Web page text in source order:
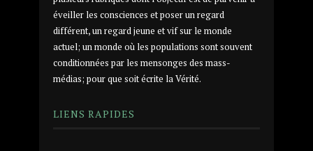
éveiller les consciences et poser un regard
différent, un regard jeune et vif sur le monde
actuel; un monde où les populations sont souvent
conditionnées par les mensonges des mass-
médias; pour que soit écrite la Vérité.
LIENS RAPIDES